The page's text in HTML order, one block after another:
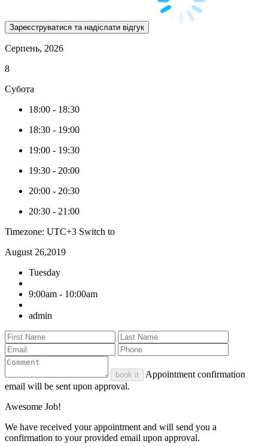
Серпень, 2026
8
Субота
18:00 - 18:30
18:30 - 19:00
19:00 - 19:30
19:30 - 20:00
20:00 - 20:30
20:30 - 21:00
Timezone: UTC+3 Switch to
August 26,2019
Tuesday
9:00am - 10:00am
admin
book it
Appointment confirmation
email will be sent upon approval.
Awesome Job!
We have received your appointment and will send you a
confirmation to your provided email upon approval.